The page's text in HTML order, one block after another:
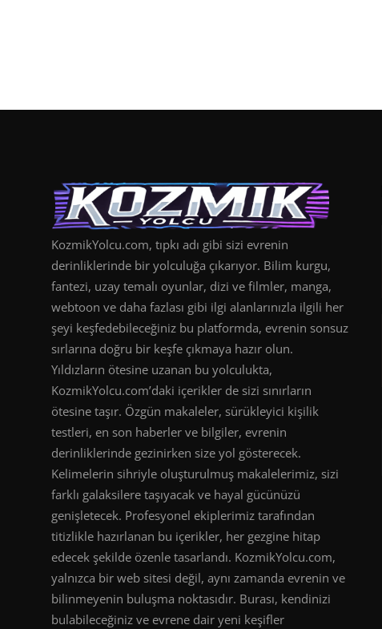
KozmikYolcu.com, tıpkı adı gibi sizi evrenin
derinliklerinde bir yolculuğa çıkarıyor. Bilim kurgu,
fantezi, uzay temalı oyunlar, dizi ve filmler, manga,
webtoon ve daha fazlası gibi ilgi alanlarınızla ilgili her
şeyi keşfedebileceğiniz bu platformda, evrenin sonsuz
sırlarına doğru bir keşfe çıkmaya hazır olun.
Yıldızların ötesine uzanan bu yolculukta,
KozmikYolcu.com’daki içerikler de sizi sınırların
ötesine taşır. Özgün makaleler, sürükleyici kişilik
testleri, en son haberler ve bilgiler, evrenin
derinliklerinde gezinirken size yol gösterecek.
Kelimelerin sihriyle oluşturulmuş makalelerimiz, sizi
farklı galaksilere taşıyacak ve hayal gücünüzü
genişletecek. Profesyonel ekiplerimiz tarafından
titizlikle hazırlanan bu içerikler, her gezgine hitap
edecek şekilde özenle tasarlandı. KozmikYolcu.com,
yalnızca bir web sitesi değil, aynı zamanda evrenin ve
bilinmeyenin buluşma noktasıdır. Burası, kendinizi
bulabileceğiniz ve evrene dair yeni keşifler